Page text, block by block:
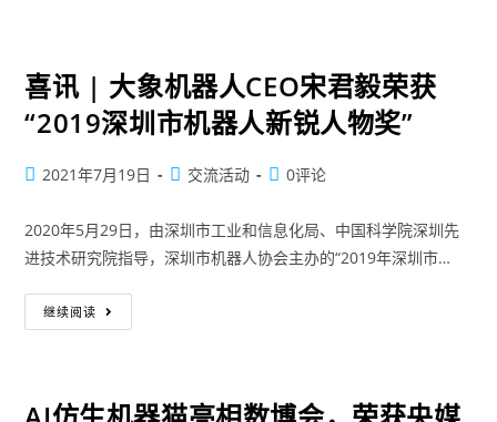
喜讯 | 大象机器人CEO宋君毅荣获
“2019深圳市机器人新锐人物奖”
2021年7月19日 交流活动 0评论
2020年5月29日，由深圳市工业和信息化局、中国科学院深圳先
进技术研究院指导，深圳市机器人协会主办的“2019年深圳市…
继续阅读